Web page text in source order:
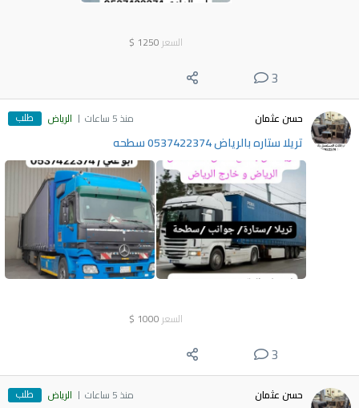
السعر 1250
$
3
حسن عثمان منذ 5 ساعات الرياض طلب
تريلا ستاره بالرياض 0537422374 سطحه
السعر 1000
$
3
حسن عثمان منذ 5 ساعات الرياض طلب